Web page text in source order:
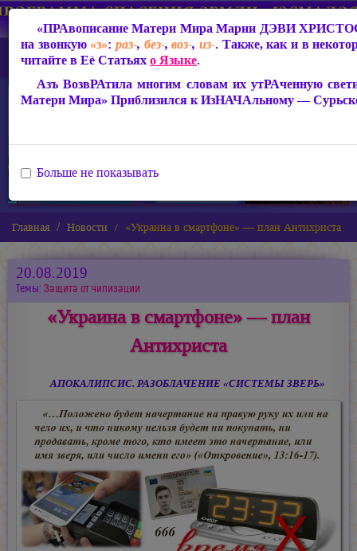
Главная Новости «Украина в смартфоне» — план Антихриста
20.08.2019
Темы: Защита от чипизации
«Украина в смартфоне» — план
Антихриста
АПОКАЛИПСИС. РАЗОБЛАЧЕНИЕ «СИСТЕМЫ ЗВЕРЬ»
«ПРАвописание Матери МираМарии ДЭВИ
на звонкую «з»: раз-, без-,воз-, из-. Также, как и в
читайте в Её Статьяхо Языке.
Азъ ВозвРАтила многим словам их утРАченную
Матери Мира» Приблизился к ИзНАЧАльному —
Больше не показывать